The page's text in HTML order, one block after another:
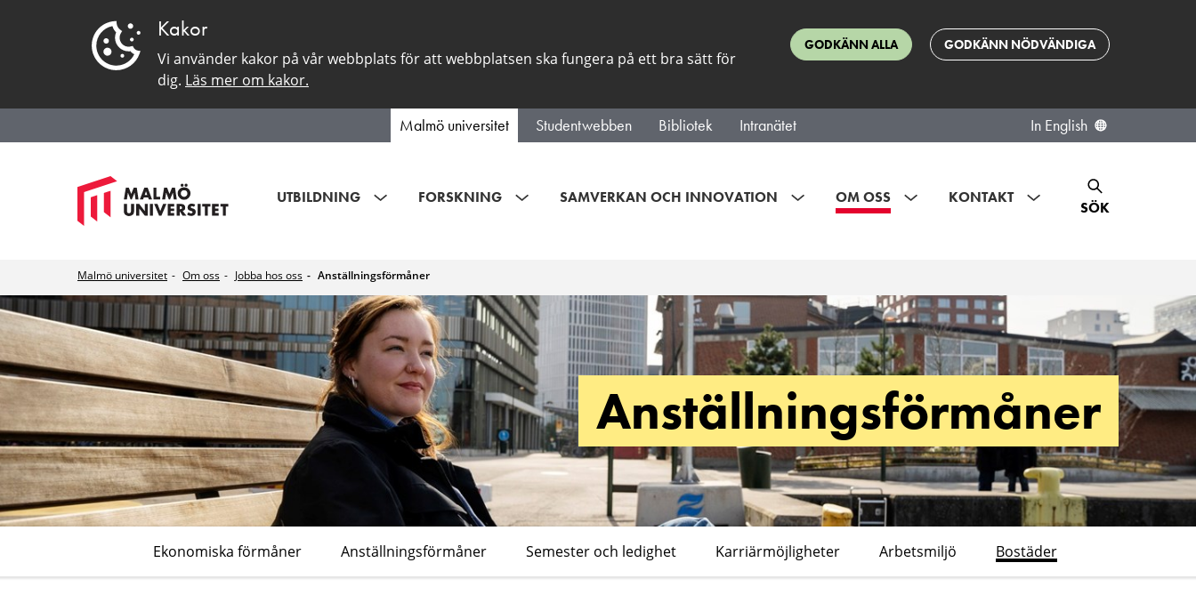
Kakor
Vi använder kakor på vår webbplats för att webbplatsen ska fungera på ett bra sätt för
dig. Läs mer om kakor.
GODKÄNN ALLA GODKÄNN NÖDVÄNDIGA
Malmö universitet Studentwebben Bibliotek Intranätet In English
UTBILDNING FORSKNING SAMVERKAN OCH INNOVATION OM OSS KONTAKT
SÖK
Malmö universitet Om oss Jobba hos oss Anställningsförmåner
Anställningsförmåner
Anställningsförmåner
Ekonomiska förmåner Anställningsförmåner​ Semester och ledighet Karriärmöjligheter Arbetsmiljö Bostäder